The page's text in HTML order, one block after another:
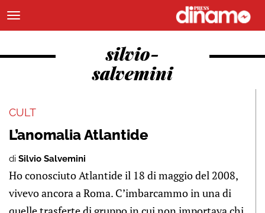
silvio-
salvemini
CULT
L’anomalia Atlantide
di Silvio Salvemini
Ho conosciuto Atlantide il 18 di maggio del 2008,
vivevo ancora a Roma. C’imbarcammo in una di